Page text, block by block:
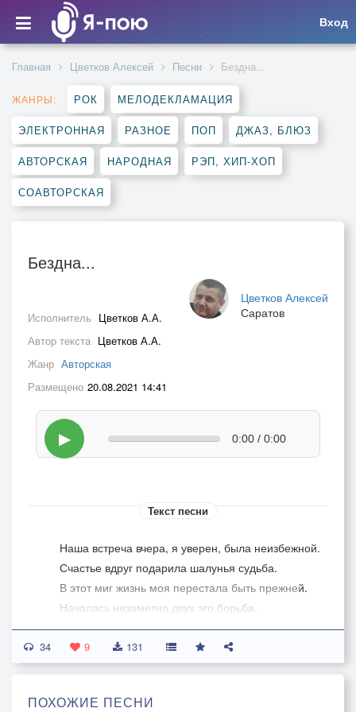
Вход
Главная Цветков Алексей Песни Бездна...
ЖАНРЫ: РОК МЕЛОДЕКЛАМАЦИЯ
ЭЛЕКТРОННАЯ РАЗНОЕ ПОП ДЖАЗ, БЛЮЗ
АВТОРСКАЯ НАРОДНАЯ РЭП, ХИП-ХОП
СОАВТОРСКАЯ
Бездна...
Цветков Алексей
Саратов
Исполнитель Цветков А.А.
Автор текста Цветков А.А.
Жанр Авторская
Размещено 20.08.2021 14:41
▶ 0:00 / 0:00
Текст песни
Наша встреча вчера, я уверен, была неизбежной.
Счастье вдруг подарила шалунья судьба.
В этот миг жизнь моя перестала быть прежней.
Началась незаметно двух эго борьба.
Взгляд. Отрыв. Вот оно столкновение с бездной,
Глаз твоих, навсегда изменивших меня.
Купола одиночества в тысячи мелких осколков,
34 9 131
ПОХОЖИЕ ПЕСНИ